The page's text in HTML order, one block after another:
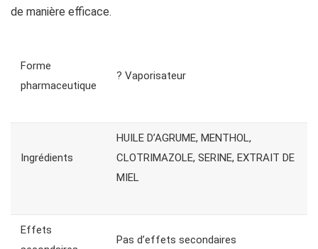
de manière efficace.
Forme
pharmaceutique
? Vaporisateur
Ingrédients
HUILE D’AGRUME, MENTHOL,
CLOTRIMAZOLE, SERINE, EXTRAIT DE
MIEL
Effets
Pas d’effets secondaires